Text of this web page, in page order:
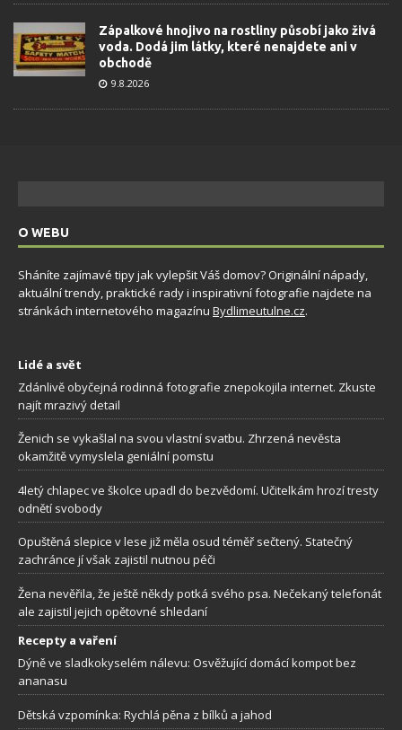
Zápalkové hnojivo na rostliny působí jako živá
voda. Dodá jim látky, které nenajdete ani v
obchodě
9.8.2026
O WEBU
Sháníte zajímavé tipy jak vylepšit Váš domov? Originální nápady,
aktuální trendy, praktické rady i inspirativní fotografie najdete na
stránkách internetového magazínu Bydlimeutulne.cz.
Lidé a svět
Zdánlivě obyčejná rodinná fotografie znepokojila internet. Zkuste
najít mrazivý detail
Ženich se vykašlal na svou vlastní svatbu. Zhrzená nevěsta
okamžitě vymyslela geniální pomstu
4letý chlapec ve školce upadl do bezvědomí. Učitelkám hrozí tresty
odnětí svobody
Opuštěná slepice v lese již měla osud téměř sečtený. Statečný
zachránce jí však zajistil nutnou péči
Žena nevěřila, že ještě někdy potká svého psa. Nečekaný telefonát
ale zajistil jejich opětovné shledaní
Recepty a vaření
Dýně ve sladkokyselém nálevu: Osvěžující domácí kompot bez
ananasu
Dětská vzpomínka: Rychlá pěna z bílků a jahod